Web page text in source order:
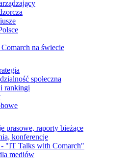
Comarch na świecie
społeczna
rankingi
prasowe, raporty bieżące
konferencje
- "IT Talks with Comarch"
mediów